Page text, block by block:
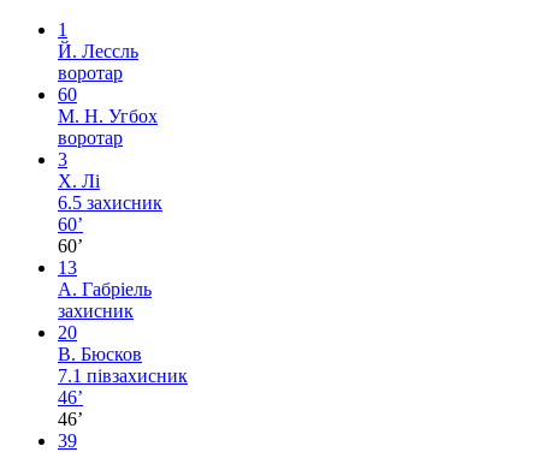
1
Й. Лессль
воротар
60
М. Н. Угбох
воротар
3
Х. Лі
6.5 захисник
60’
60’
13
А. Габріель
захисник
20
В. Бюсков
7.1 півзахисник
46’
46’
39